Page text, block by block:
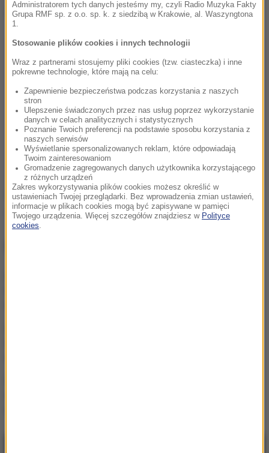
Dalsza część artykułu pod materiałem video:
Źródło: RMF FM
Tagi:strzelanina
Administratorem tych danych jesteśmy my, czyli Radio Muzyka Fakty
Grupa RMF sp. z o.o. sp. k. z siedzibą w Krakowie, al. Waszyngtona
1.
Stosowanie plików cookies i innych technologii
Wraz z partnerami stosujemy pliki cookies (tzw. ciasteczka) i inne
pokrewne technologie, które mają na celu:
Zapewnienie bezpieczeństwa podczas korzystania z naszych
stron
Ulepszenie świadczonych przez nas usług poprzez wykorzystanie
danych w celach analitycznych i statystycznych
Poznanie Twoich preferencji na podstawie sposobu korzystania z
naszych serwisów
Wyświetlanie spersonalizowanych reklam, które odpowiadają
Twoim zainteresowaniom
Gromadzenie zagregowanych danych użytkownika korzystającego
z różnych urządzeń
Zakres wykorzystywania plików cookies możesz określić w
ustawieniach Twojej przeglądarki. Bez wprowadzenia zmian ustawień,
informacje w plikach cookies mogą być zapisywane w pamięci
Twojego urządzenia. Więcej szczegółów znajdziesz w Polityce
cookies.